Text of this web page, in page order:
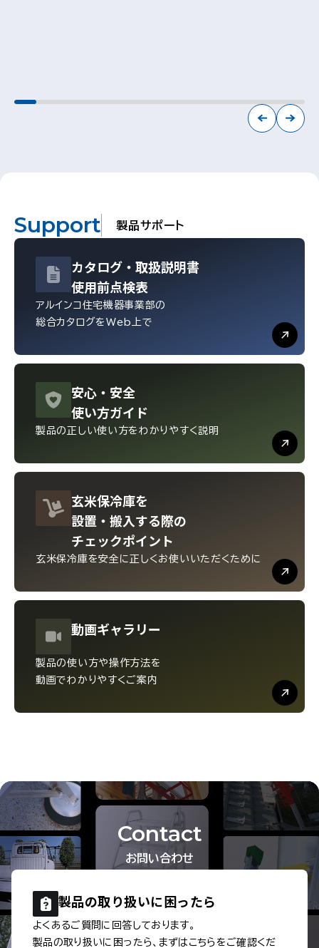
Support 製品サポート
カタログ・ 取扱説明書
使用前点検表
アルインコ住宅機器事業部の
総合カタログをWeb上で
安心・ 安全
使い方ガイド
製品の正しい使い方を わかりやすく説明
玄米保冷庫を
設置・ 搬入する際の
チェックポイント
玄米保冷庫を安全に正しくお使いいただくために
動画ギャラリー
製品の使い方や操作方法を
動画でわかりやすくご案内
Contact
お問い合わせ
製品の取り扱いに困ったら
よくあるご質問に回答しております。
製品の取り扱いに困ったら、まずはこちらをご確認くだ